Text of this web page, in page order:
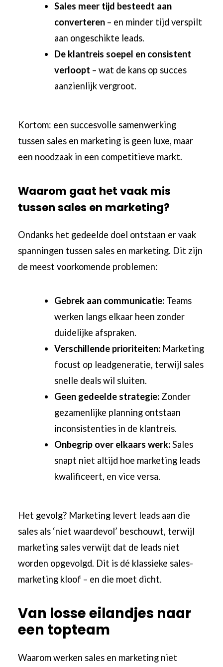
Sales meer tijd besteedt aan
converteren – en minder tijd verspilt
aan ongeschikte leads.
De klantreis soepel en consistent
verloopt – wat de kans op succes
aanzienlijk vergroot.
Kortom: een succesvolle samenwerking
tussen sales en marketing is geen luxe, maar
een noodzaak in een competitieve markt.
Waarom gaat het vaak mis
tussen sales en marketing?
Ondanks het gedeelde doel ontstaan er vaak
spanningen tussen sales en marketing. Dit zijn
de meest voorkomende problemen:
Gebrek aan communicatie: Teams
werken langs elkaar heen zonder
duidelijke afspraken.
Verschillende prioriteiten: Marketing
focust op leadgeneratie, terwijl sales
snelle deals wil sluiten.
Geen gedeelde strategie: Zonder
gezamenlijke planning ontstaan
inconsistenties in de klantreis.
Onbegrip over elkaars werk:Sales
snapt niet altijd hoe marketing leads
kwalificeert, en vice versa.
Het gevolg? Marketing levert leads aan die
sales als ‘niet waardevol’ beschouwt, terwijl
marketing sales verwijt dat de leads niet
worden opgevolgd. Dit is dé klassieke sales-
marketing kloof – en die moet dicht.
Van losse eilandjes naar
een topteam
Waarom werken sales en marketing niet